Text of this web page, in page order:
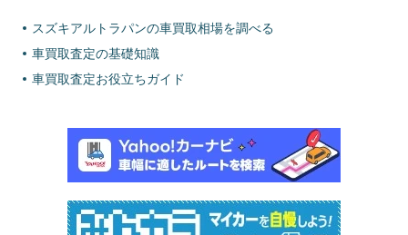
スズキアルトラパンの車買取相場を調べる
車買取査定の基礎知識
車買取査定お役立ちガイド